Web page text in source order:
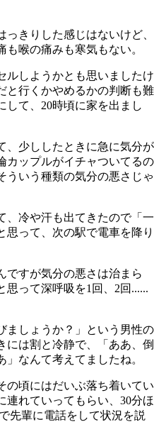
きりした感じはないけど、
喉の痛みも寒気もない。
ルしようかとも思いましたけ
と行くかやめるかの判断も難
て、 20時頃に家を出まし
、少ししたときに急に気分が
カップルがイチャついてるの
ういう種類の気分の悪さじゃ
、冷や汗も出てきたので「一
思って、次の駅で電車を降り
ですが気分の悪さは治まら
思って深呼吸を1回、2回 ......
ましょうか？」という男性の
には割と冷静で、「ああ、倒
なんて考えてましたね。
の頃にはだいぶ落ち着いてい
れていってもらい、 30分ほ
先輩に電話をして状況を説